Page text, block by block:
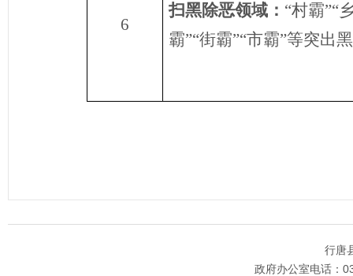
6
扫黑除恶领域： “村霸”“
霸”“街霸”“市霸”等突出